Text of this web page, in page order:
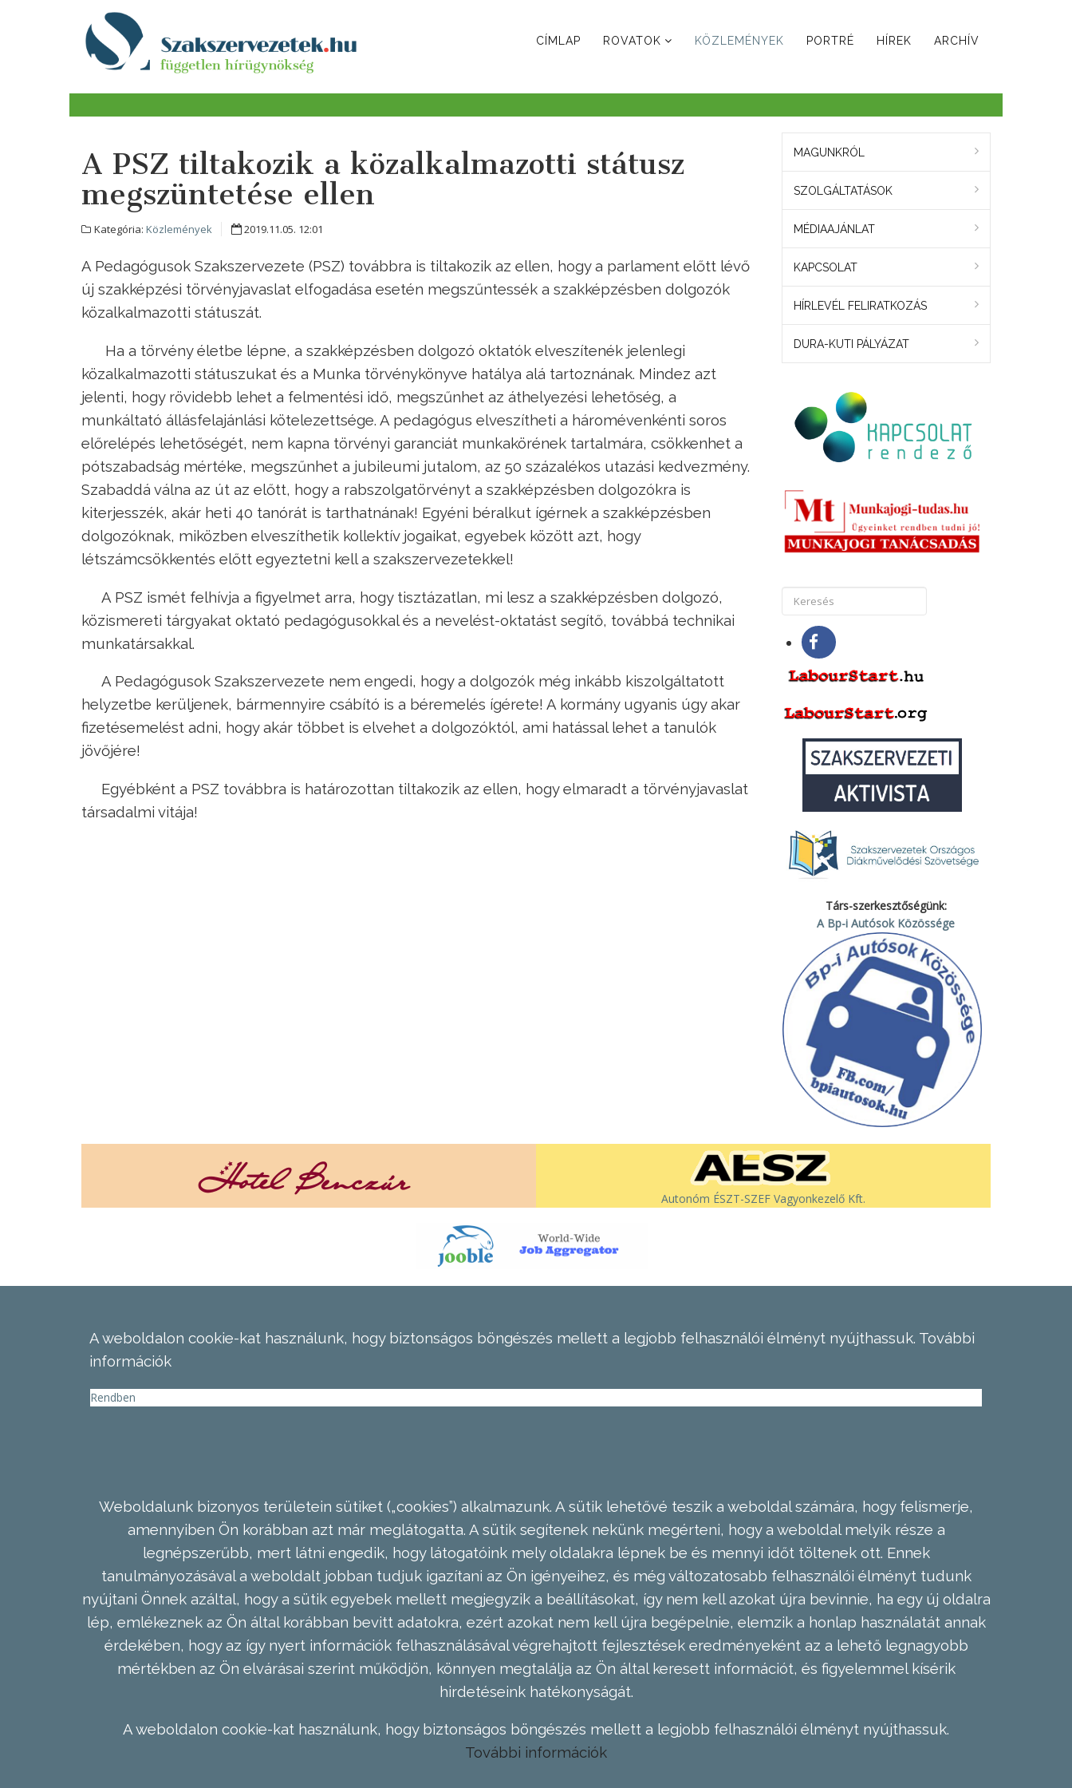
CÍMLAP ROVATOK KÖZLEMÉNYEK PORTRÉ HÍREK ARCHÍV
A PSZ tiltakozik a közalkalmazotti státusz
megszüntetése ellen
Kategória: Közlemények 2019.11.05. 12:01
A Pedagógusok Szakszervezete (PSZ) továbbra is tiltakozik az ellen, hogy a parlament előtt lévő
új szakképzési törvényjavaslat elfogadása esetén megszűntessék a szakképzésben dolgozók
közalkalmazotti státuszát.
Ha a törvény életbe lépne, a szakképzésben dolgozó oktatók elveszítenék jelenlegi
közalkalmazotti státuszukat és a Munka törvénykönyve hatálya alá tartoznának. Mindez azt
jelenti, hogy rövidebb lehet a felmentési idő, megszűnhet az áthelyezési lehetőség, a
munkáltató állásfelajánlási kötelezettsége. A pedagógus elveszítheti a háromévenkénti soros
előrelépés lehetőségét, nem kapna törvényi garanciát munkakörének tartalmára, csökkenhet a
pótszabadság mértéke, megszűnhet a jubileumi jutalom, az 50 százalékos utazási kedvezmény.
Szabaddá válna az út az előtt, hogy a rabszolgatörvényt a szakképzésben dolgozókra is
kiterjesszék, akár heti 40 tanórát is tarthatnának! Egyéni béralkut ígérnek a szakképzésben
dolgozóknak, miközben elveszíthetik kollektív jogaikat, egyebek között azt, hogy
létszámcsökkentés előtt egyeztetni kell a szakszervezetekkel!
A PSZ ismét felhívja a figyelmet arra, hogy tisztázatlan, mi lesz a szakképzésben dolgozó,
közismereti tárgyakat oktató pedagógusokkal és a nevelést-oktatást segítő, továbbá technikai
munkatársakkal.
A Pedagógusok Szakszervezete nem engedi, hogy a dolgozók még inkább kiszolgáltatott
helyzetbe kerüljenek, bármennyire csábító is a béremelés ígérete! A kormány ugyanis úgy akar
fizetésemelést adni, hogy akár többet is elvehet a dolgozóktól, ami hatással lehet a tanulók
jövőjére!
Egyébként a PSZ továbbra is határozottan tiltakozik az ellen, hogy elmaradt a törvényjavaslat
társadalmi vitája!
MAGUNKRÓL
SZOLGÁLTATÁSOK
MÉDIAAJÁNLAT
KAPCSOLAT
HÍRLEVÉL FELIRATKOZÁS
DURA-KUTI PÁLYÁZAT
Társ-szerkesztőségünk:
A Bp-i Autósok Közössége
Autonóm ÉSZT-SZEF Vagyonkezelő Kft.
A weboldalon cookie-kat használunk, hogy biztonságos böngészés mellett a legjobb felhasználói élményt nyújthassuk. További
információk
Rendben
Weboldalunk bizonyos területein sütiket („cookies”) alkalmazunk. A sütik lehetővé teszik a weboldal számára, hogy felismerje,
amennyiben Ön korábban azt már meglátogatta. A sütik segítenek nekünk megérteni, hogy a weboldal melyik része a
legnépszerűbb, mert látni engedik, hogy látogatóink mely oldalakra lépnek be és mennyi időt töltenek ott. Ennek
tanulmányozásával a weboldalt jobban tudjuk igazítani az Ön igényeihez, és még változatosabb felhasználói élményt tudunk
nyújtani Önnek azáltal, hogy a sütik egyebek mellett megjegyzik a beállításokat, így nem kell azokat újra bevinnie, ha egy új oldalra
lép, emlékeznek az Ön által korábban bevitt adatokra, ezért azokat nem kell újra begépelnie, elemzik a honlap használatát annak
érdekében, hogy az így nyert információk felhasználásával végrehajtott fejlesztések eredményeként az a lehető legnagyobb
mértékben az Ön elvárásai szerint működjön, könnyen megtalálja az Ön által keresett információt, és figyelemmel kísérik
hirdetéseink hatékonyságát.
A weboldalon cookie-kat használunk, hogy biztonságos böngészés mellett a legjobb felhasználói élményt nyújthassuk.
További információk